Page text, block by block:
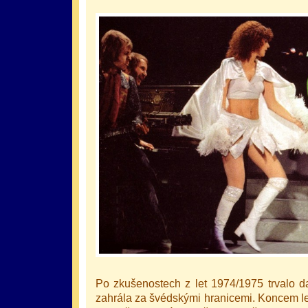
Po zkušenostech z let 1974/1975 trvalo
zahrála za švédskými hranicemi. Koncem